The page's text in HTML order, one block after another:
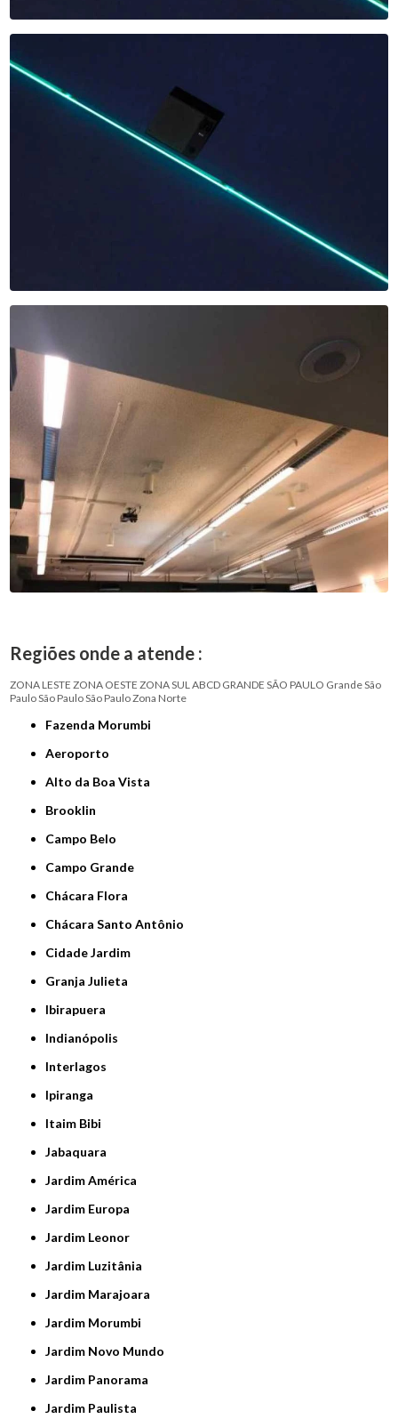
Regiões onde a atende :
ZONA LESTE ZONA OESTE ZONA SUL ABCD GRANDE SÃO PAULO Grande São
PauloSão PauloSão PauloZona Norte
Fazenda Morumbi
Aeroporto
Alto da Boa Vista
Brooklin
Campo Belo
Campo Grande
Chácara Flora
Chácara Santo Antônio
Cidade Jardim
Granja Julieta
Ibirapuera
Indianópolis
Interlagos
Ipiranga
Itaim Bibi
Jabaquara
Jardim América
Jardim Europa
Jardim Leonor
Jardim Luzitânia
Jardim Marajoara
Jardim Morumbi
Jardim Novo Mundo
Jardim Panorama
Jardim Paulista